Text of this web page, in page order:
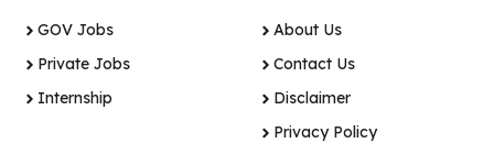
GOV Jobs
Private Jobs
Internship
About Us
Contact Us
Disclaimer
Privacy Policy